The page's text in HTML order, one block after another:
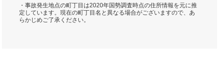
・事故発生地点の町丁目は2020年国勢調査時点の住所情報を元に推
定しています。現在の町丁目名と異なる場合がございますので、あ
らかじめご了承ください。